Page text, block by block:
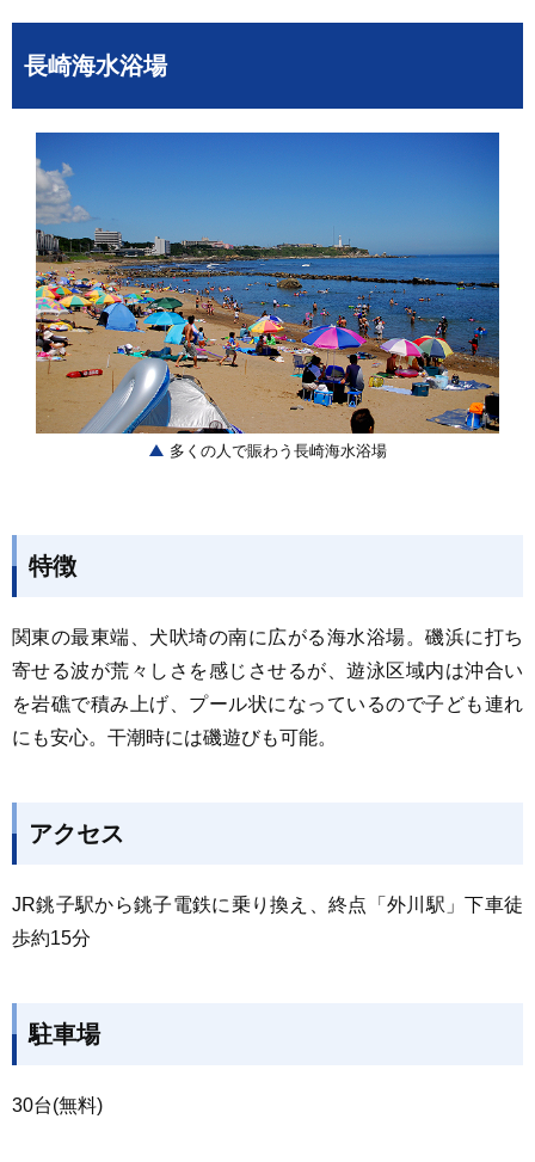
長崎海水浴場
多くの人で賑わう長崎海水浴場
特徴
関東の最東端、犬吠埼の南に広がる海水浴場。磯浜に打ち
寄せる波が荒々しさを感じさせるが、遊泳区域内は沖合い
を岩礁で積み上げ、プール状になっているので子ども連れ
にも安心。干潮時には磯遊びも可能。
アクセス
JR銚子駅から銚子電鉄に乗り換え、終点「外川駅」下車徒
歩約15分
駐車場
30台(無料)